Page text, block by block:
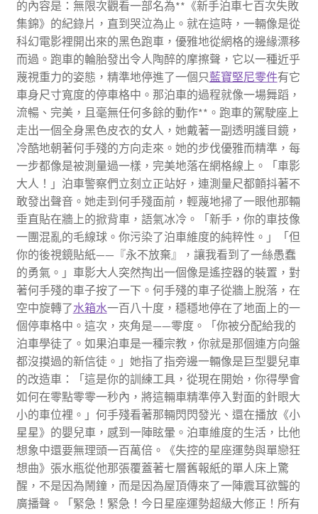
的內容是：無限次觀看一部名為**《新手泊車七百次失敗
集錦》的紀錄片，直到哭泣為止。就在這時，一輛像是從
科幻電影裡開出來的黑色跑車，優雅地從網格的邊緣漂移
而過。跑車的輪胎發出令人陶醉的摩擦聲，它以一種近乎
蔑視重力的姿態，精準地停進了一個只藍寶堅尼零件有它
車身尺寸寬度的停車格中。那泊車的過程就像一場舞蹈，
流暢、完美，且毫無任何多餘的動作**。跑車的駕駛座上
走出一個全身黑色皮衣的女人，她戴著一副透明護目鏡，
冷酷地朝著何手殘的方向走來。她的步伐優雅而精準，每
一步都像是被測量過一樣，完美地落在網格線上。「車影
大人！」泊車警察們立刻立正站好，連測量尺都顫抖著不
敢發出聲音。她走到何手殘面前，輕蔑地掃了一眼他那輛
垂直貼在牆上的掀背車，語氣冰冷。「新手，你的車技像
一團混亂的毛線球。你污染了泊車維度的純粹性。」「但
你的後視鏡貼紙——『永不放棄』，讓我看到了一絲愚蠢
的勇氣。」車影大人突然掏出一個像是遙控器的裝置，對
著何手殘的車子按了一下。何手殘的車子從牆上脫落，在
空中旋轉了水箱水一百八十度，穩穩地停在了地面上的一
個停車格中。這次，夾角是——零度。「你被分配給我的
泊車學徒了。如果泊車是一種宗教，你就是那個連方向盤
都沒摸過的新信徒。」她指了指旁邊一輛像是巨型嬰兒車
的改造車：「這是你的訓練工具，從現在開始，你得學會
如何在零點零零一秒內，將這輛車精準停入對面的針眼大
小的車位裡。」何手殘看著那輛閃閃發光、還在播放《小
星星》的嬰兒車，感到一陣眩暈。泊車維度的生活，比他
想象中還要無理頭一百萬倍。《失控的星座運勢與單戀狂
想曲》張水瓶從他那張覆蓋著七層舊報紙的單人床上驚
醒，不是因為鬧鐘，而是因為屋頂傳來了一陣震耳欲聾的
廣播聲。「緊急！緊急！今日星座運勢超級大修正！所有